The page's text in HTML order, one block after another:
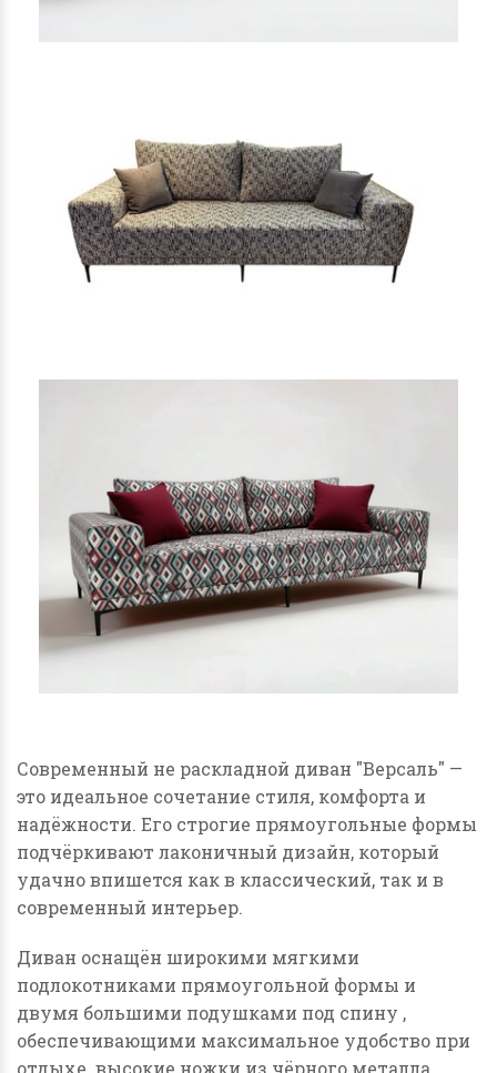
Современный не раскладной диван "Версаль" —
это идеальное сочетание стиля, комфорта и
надёжности. Его строгие прямоугольные формы
подчёркивают лаконичный дизайн, который
удачно впишется как в классический, так и в
современный интерьер.
Диван оснащён широкими мягкими
подлокотниками прямоугольной формы и
двумя большими подушками под спину ,
обеспечивающими максимальное удобство при
отдыхе. высокие ножки из чёрного металла